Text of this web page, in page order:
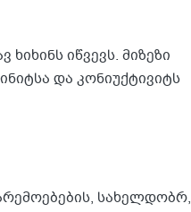
იწვევს. მიზეზი
და კონიუქტივიტს
სახელდობრ,